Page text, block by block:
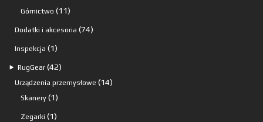
produktów
Górnictwo 1111
produktów
Dodatki i akcesoria 7474
Inspekcja 11
produkt
⯈ RugGear 4242
produkty
Urządzenia przemysłowe 1414
Skanery 11
produkt
Zegarki 11